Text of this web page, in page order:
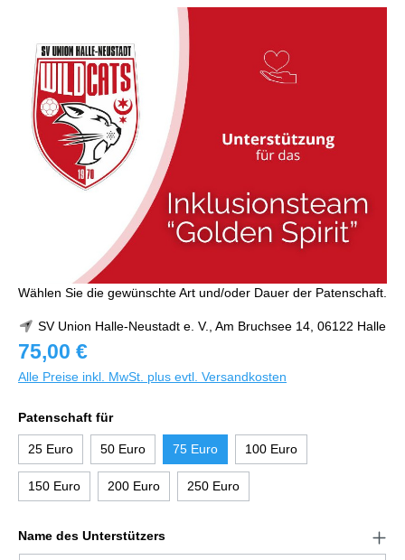
Wählen Sie die gewünschte Art und/oder Dauer der Patenschaft.
SV Union Halle-Neustadt e. V., Am Bruchsee 14, 06122 Halle
75,00 €
Alle Preise inkl. MwSt. plus evtl. Versandkosten
Patenschaft für
25 Euro 50 Euro 75 Euro 100 Euro
150 Euro 200 Euro 250 Euro
Name des Unterstützers